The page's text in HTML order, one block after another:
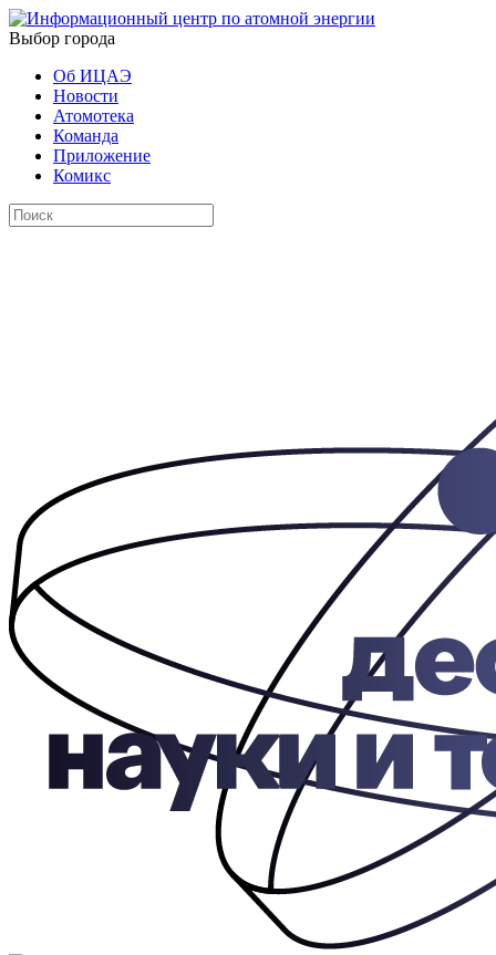
Выбор города
Об ИЦАЭ
Новости
Атомотека
Команда
Приложение
Комикс